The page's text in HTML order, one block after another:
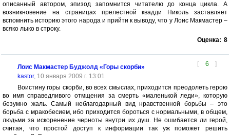
описанный автором, эпизод запомнится читателю до конца цикла. А
возникновение на страницах прелестной квадди Николь заставляет
вспомнить историю этого народа и прийти к выводу, что у Лоис Макмастер –
всяко лыко в строку.
Оценка: 8
[ 6 ]
Лоис Макмастер Буджолд «Горы скорби»
kastor, 10 января 2009 г. 13:01
Воистину горы скорби, во всех смыслах, приходится преодолеть герою
во имя справедливого отмщения за смерть «маленькой леди», которую
безумно жаль. Самый неблагодарный вид нравственной борьбы – это
борьба с мракобесием, ибо приходится бороться с нормальными, в общем,
людьми за искоренение черноты внутри их душ. Не ошибается ли герой,
считая, что простой доступ к информации так уж поможет решить